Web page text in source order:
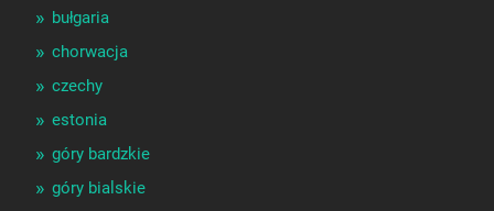
bułgaria
chorwacja
czechy
estonia
góry bardzkie
góry bialskie